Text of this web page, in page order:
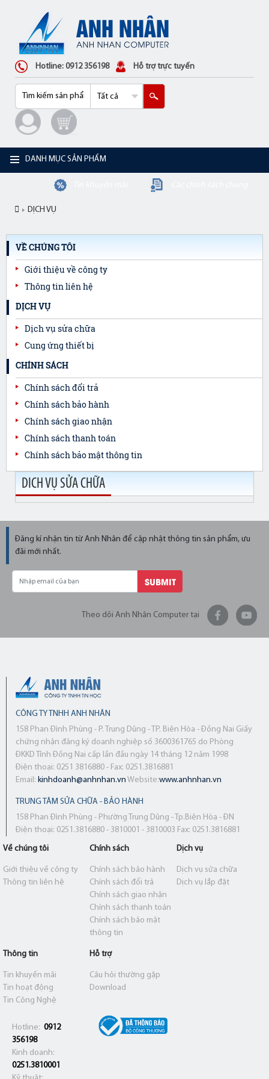
Hotline: 0912 356198 Hỗ trợ trực tuyến
DANH MỤC SẢN PHẨM
DỊCH VỤ
VỀ CHÚNG TÔI
Giới thiệu về công ty
Thông tin liên hệ
DỊCH VỤ
Dịch vụ sửa chữa
Cung ứng thiết bị
CHÍNH SÁCH
Chính sách đổi trả
Chính sách bảo hành
Chính sách giao nhận
Chính sách thanh toán
Chính sách bảo mật thông tin
DICH VỤ SỬA CHỮA
Đăng kí nhận tin từ Anh Nhân để cập nhật thông tin sản phẩm, ưu
đãi mới nhất.
SUBMIT
Theo dõi Anh Nhân Computer tại
CÔNG TY TNHH ANH NHÂN
158 Phan Đình Phùng - P. Trung Dũng - TP. Biên Hòa - Đồng Nai Giấy
chứng nhận đăng ký doanh nghiệp số 3600361765 do Phòng
ĐKKD Tỉnh Đồng Nai cấp lần đầu ngày 14 tháng 12 năm 1998
Điện thoại: 0251 3816880 - Fax: 0251.3816881
Email: kinhdoanh@anhnhan.vn Website:www.anhnhan.vn
TRUNG TÂM SỬA CHỮA - BẢO HÀNH
158 Phan Đình Phùng - Phường Trung Dũng - Tp.Biên Hòa - ĐN
Điện thoại: 0251.3816880 - 3810001 - 3810003 Fax: 0251.3816881
Về chúng tôi
Giới thiệu về công ty
Thông tin liên hệ
Chính sách
Chính sách bảo hành
Chính sách đổi trả
Chính sách giao nhận
Chính sách thanh toán
Chính sách bảo mật
thông tin
Dịch vụ
Dịch vụ sửa chữa
Dịch vụ lắp đặt
Thông tin
Tin khuyến mãi
Tin hoạt động
Tin Công Nghệ
Hỗ trợ
Câu hỏi thường gặp
Download
Hotline: 0912
356198
Kinh doanh:
0251.3810001